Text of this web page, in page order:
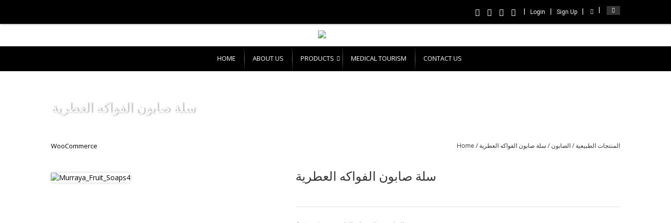
Login Sign Up
HOME ABOUT US PRODUCTS MEDICAL TOURISM CONTACT US
سلة صابون الفواكه العطرية
WooCommerce Home / المنتجات الطبيعية /الصابون / سلة صابون الفواكه العطرية
سلة صابون الفواكه العطرية